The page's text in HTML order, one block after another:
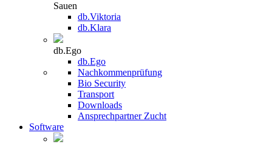
Sauen
db.Viktoria
db.Klara
db.Ego
db.Ego
Nachkommenprüfung
Bio Security
Transport
Downloads
Ansprechpartner Zucht
Software